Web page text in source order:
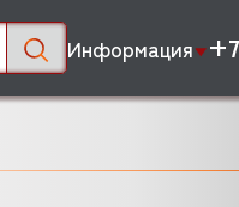
Информация